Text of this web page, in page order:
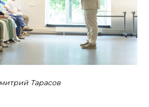
Тарасов